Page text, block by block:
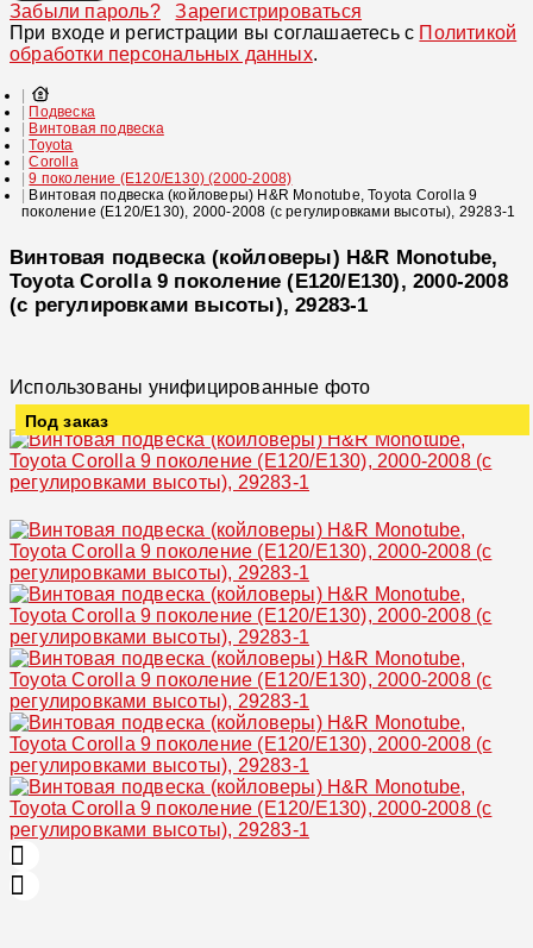
Забыли пароль?
Зарегистрироваться
При входе и регистрации вы соглашаетесь с Политикой
обработки персональных данных.
Подвеска
Винтовая подвеска
Toyota
Corolla
9 поколение (E120/E130) (2000-2008)
Винтовая подвеска (койловеры) H&R Monotube, Toyota Corolla 9
поколение (E120/E130), 2000-2008 (с регулировками высоты), 29283-1
Винтовая подвеска (койловеры) H&R Monotube,
Toyota Corolla 9 поколение (E120/E130), 2000-2008
(с регулировками высоты), 29283-1
Использованы унифицированные фото
Под заказ